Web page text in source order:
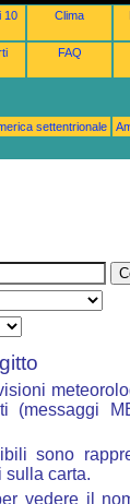
10
Clima
FAQ
settentrionale
(messaggi
sono
sulla carta.
vedere il